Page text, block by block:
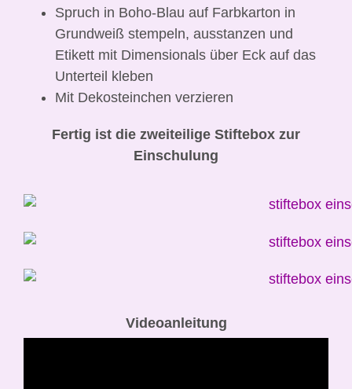
Spruch in Boho-Blau auf Farbkarton in
Grundweiß stempeln, ausstanzen und
Etikett mit Dimensionals über Eck auf das
Unterteil kleben
Mit Dekosteinchen verzieren
Fertig ist die zweiteilige Stiftebox zur
Einschulung
Videoanleitung